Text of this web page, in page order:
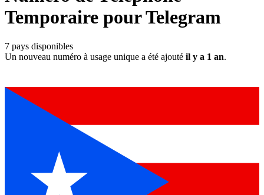
Temporaire pourTelegram
7 pays disponibles
Un nouveau numéro à usage unique a été ajouté il y a 1 an.